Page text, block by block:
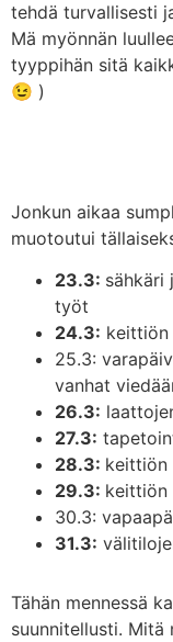
tehdä turvallisesti
Mä myönnän
tyyppihän sitä
😉 )
Jonkun aikaa
muotoutui
23.3: sähkäri
työt
24.3: keittiön
25.3:
vanhat
26.3:
27.3:
28.3: keittiön
29.3: keittiön
30.3:
31.3:
Tähän mennessä
suunnitellusti. Mitä